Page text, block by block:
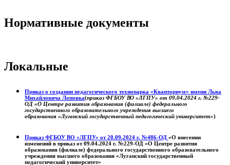
Нормативные документы
Локальные
Приказ о создании педагогического технопарка «Кванториум» имени Льва
Михайловича Лоповка(приказ ФГБОУ ВО «ЛГПУ» от 09.04.2024 г. №229-
ОД «О Центре развития образования (филиале) федерального
государственного образовательного учреждения высшего
образования «Луганский государственный педагогический университет»)
Приказ ФГБОУ ВО «ЛГПУ» от 20.09.2024 г. №486-ОД «О внесении
изменений в приказ от 09.04.2024 г. №229-ОД «О Центре развития
образования (филиале) федерального государственного образовательного
учреждения высшего образования «Луганский государственный
педагогический университет»